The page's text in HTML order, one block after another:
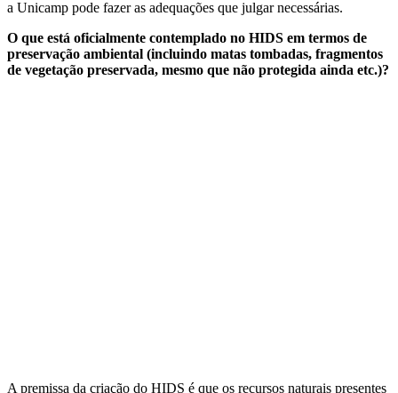
a Unicamp pode fazer as adequações que julgar necessárias.
O que está oficialmente contemplado no HIDS em termos de
preservação ambiental (incluindo matas tombadas, fragmentos
de vegetação preservada, mesmo que não protegida ainda etc.)?
A premissa da criação do HIDS é que os recursos naturais presentes